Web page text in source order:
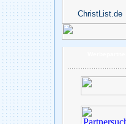
ChristList.de